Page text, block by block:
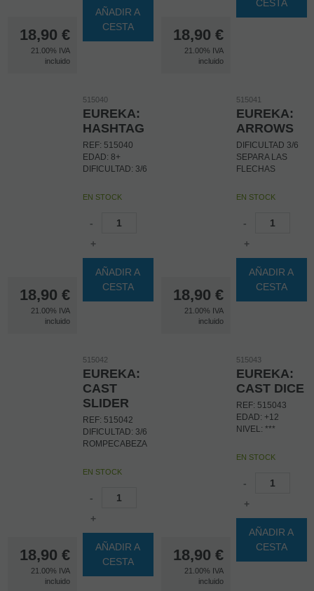
18,90 €
21.00% IVA
incluido
AÑADIR A
CESTA
18,90 €
21.00% IVA
incluido
CESTA
18,90 €
21.00% IVA
incluido
515040
EUREKA:
HASHTAG
REF: 515040
EDAD: 8+
DIFICULTAD: 3/6
EN STOCK
-
+
AÑADIR A
CESTA
18,90 €
21.00% IVA
incluido
515041
EUREKA:
ARROWS
DIFICULTAD 3/6
SEPARA LAS
FLECHAS
EN STOCK
-
+
AÑADIR A
CESTA
18,90 €
21.00% IVA
incluido
515042
EUREKA:
CAST
SLIDER
REF: 515042
DIFICULTAD: 3/6
ROMPECABEZA
EN STOCK
-
+
AÑADIR A
CESTA
18,90 €
21.00% IVA
incluido
515043
EUREKA:
CAST DICE
REF: 515043
EDAD: +12
NIVEL: ***
EN STOCK
-
+
AÑADIR A
CESTA